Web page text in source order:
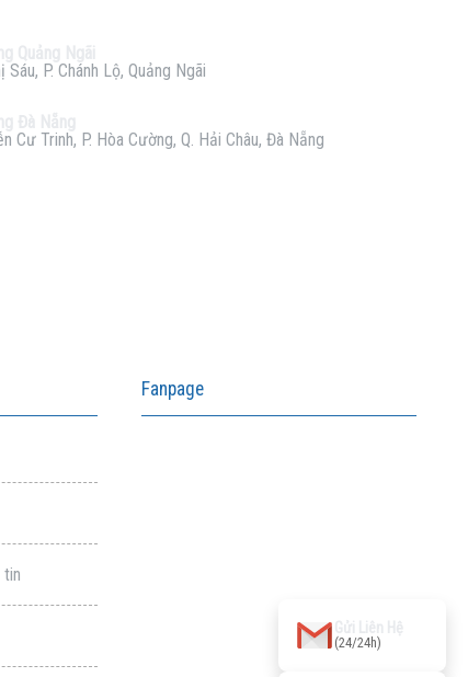
Sáu, P. Chánh Lộ, Quảng Ngãi
Cư Trinh, P. Hòa Cường, Q. Hải Châu, Đà Nẵng
tin
Fanpage
(24/24h)